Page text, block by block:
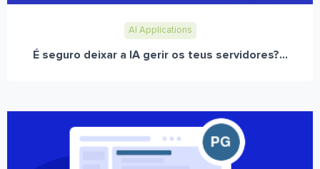
AI Applications
É seguro deixar a IA gerir os teus servidores?...